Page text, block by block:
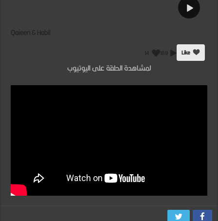
Qaieen & Habil
Like
189
14
لمشاهدة الحلقة على اليوتيوب